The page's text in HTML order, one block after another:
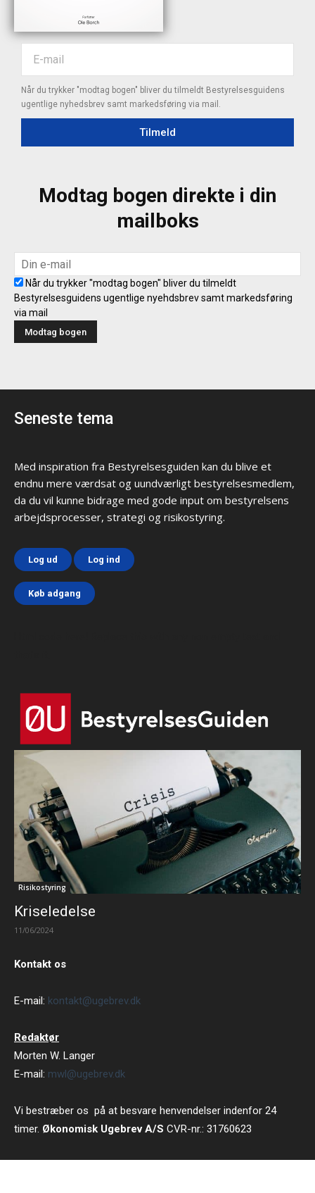
Når du trykker "modtag bogen" bliver du tilmeldt Bestyrelsesguidens
ugentlige nyhedsbrev samt markedsføring via mail.
Tilmeld
Modtag bogen direkte i din
mailboks
Når du trykker "modtag bogen" bliver du tilmeldt
Bestyrelsesguidens ugentlige nyehdsbrev samt markedsføring
via mail
Seneste tema
Med inspiration fra Bestyrelsesguiden kan du blive et
endnu mere værdsat og uundværligt bestyrelsesmedlem,
da du vil kunne bidrage med gode input om bestyrelsens
arbejdsprocesser, strategi og risikostyring.
Log ud Log ind
Køb adgang
Risikostyring
Kriseledelse
11/06/2024
Kontakt os
E-mail: kontakt@ugebrev.dk
Redaktør
Morten W. Langer
E-mail: mwl@ugebrev.dk
Vi bestræber os på at besvare henvendelser indenfor 24
timer. Økonomisk Ugebrev A/S CVR-nr.: 31760623